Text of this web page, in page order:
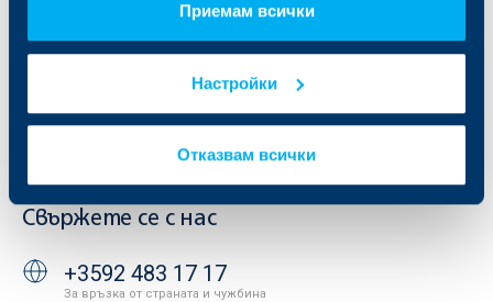
Приемам всички
Настройки
Отказвам всички
Други документи
Новини
Продажба на имоти
Бисквитки
Защита на личните данни
Свържете се с нас
+3592 483 17 17
За връзка от страната и чужбина